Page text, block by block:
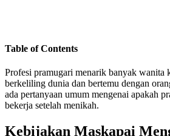
Table of Contents
Profesi pramugari menarik banyak wanita
berkeliling dunia dan bertemu dengan
ada pertanyaan umum mengenai apakah
bekerja setelah menikah.
Kebijakan Maskapai